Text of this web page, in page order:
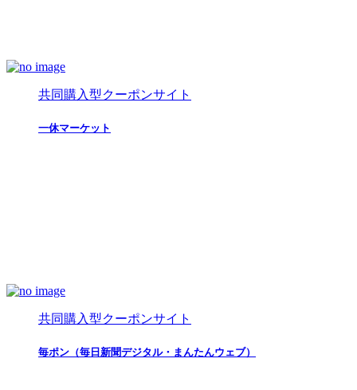
共同購入型クーポンサイト
一休マーケット
共同購入型クーポンサイト
毎ポン（毎日新聞デジタル・まんたんウェブ）